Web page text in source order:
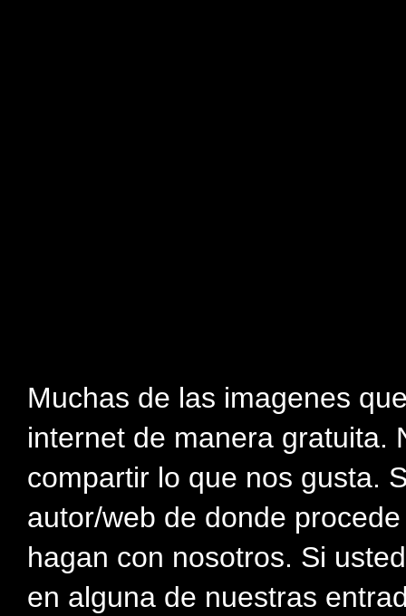
Muchas de las imagenes
internet de manera gratuita.
compartir lo que nos gusta.
autor/web de donde
hagan con nosotros. Si
en alguna de nuestras